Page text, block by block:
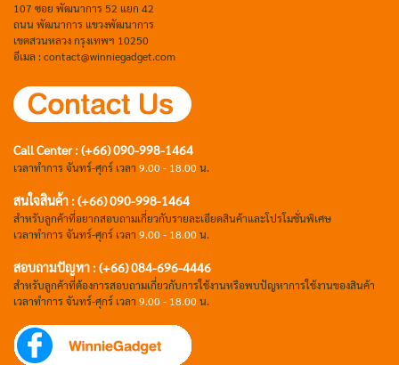
107 ซอย พัฒนาการ 52 แยก 42
ถนน พัฒนาการ แขวงพัฒนาการ
เขตสวนหลวง กรุงเทพฯ 10250
อีเมล : contact@winniegadget.com
Call Center : (+66) 090-998-1464
เวลาทำการ จันทร์-ศุกร์ เวลา 9.00 - 18.00 น.
สนใจสินค้า : (+66) 090-998-1464
สำหรับลูกค้าที่อยากสอบถามเกี่ยวกับรายละเอียดสินค้าและโปรโมชั่นพิเศษ
เวลาทำการ จันทร์-ศุกร์ เวลา 9.00 - 18.00 น.
สอบถามปัญหา : (+66)084-696-4446
สำหรับลูกค้าที่ต้องการสอบถามเกี่ยวกับการใช้งานหรือพบปัญหาการใช้งานของสินค้า
เวลาทำการ จันทร์-ศุกร์ เวลา 9.00 - 18.00 น.